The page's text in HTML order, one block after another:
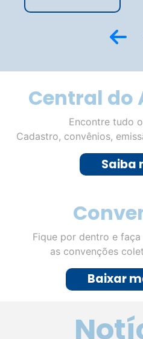
Baixar
Comércio
segundo
em 2026;
Fecomércio MG
positiva para as
Pesquisa do Núcleo de
Fecomércio MG mostra
empresários para as
comemorativas do
podem ampliar os
segundo semestre
deve representar uma